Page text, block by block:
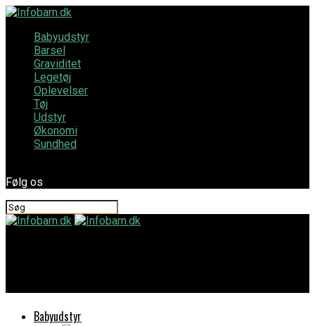
Babyudstyr
Barsel
Graviditet
Legetøj
Oplevelser
Tøj
Udstyr
Økonomi
Sundhed
Følg os
Babyudstyr